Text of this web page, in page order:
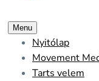
Menu
Nyitólap
Movement
Tarts velem